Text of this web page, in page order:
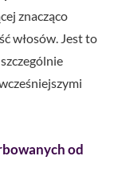
znacząco
włosów. Jest to
od